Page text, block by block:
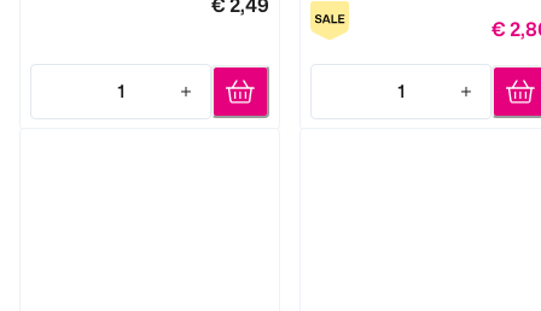
€ 2,49
1
Quantity: 1
€
1
Quantity: 1